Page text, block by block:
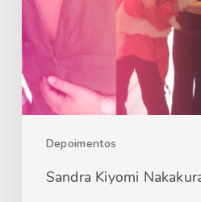
Depoimentos
Sandra Kiyomi